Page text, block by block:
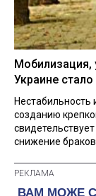
Мобилизация,
Украине
Нестабильность
созданию
снижение